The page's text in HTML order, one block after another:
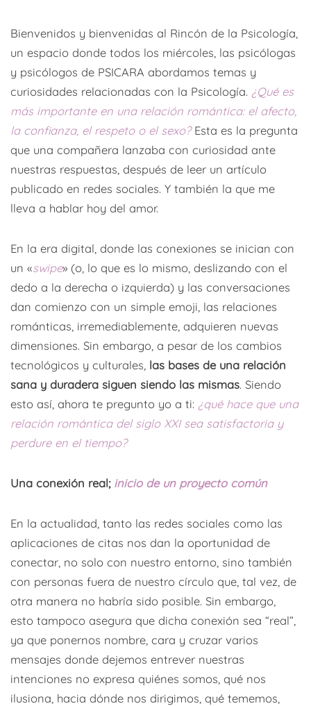
Bienvenidos y bienvenidas al Rincón de la Psicología,
un espacio donde todos los miércoles, las psicólogas
y psicólogos de PSICARA abordamos temas y
curiosidades relacionadas con la Psicología. ¿Qué es
más importante en una relación romántica: el afecto,
la confianza, el respeto o el sexo?Esta es la pregunta
que una compañera lanzaba con curiosidad ante
nuestras respuestas, después de leer un artículo
publicado en redes sociales. Y también la que me
lleva a hablar hoy del amor.
En la era digital, donde las conexiones se inician con
un «swipe» (o, lo que es lo mismo, deslizando con el
dedo a la derecha o izquierda) y las conversaciones
dan comienzo con un simple emoji, las relaciones
románticas, irremediablemente, adquieren nuevas
dimensiones. Sin embargo, a pesar de los cambios
tecnológicos y culturales, las bases de una relación
sana y duradera siguen siendo las mismas. Siendo
esto así, ahora te pregunto yo a ti: ¿qué hace que una
relación romántica del siglo XXI sea satisfactoria y
perdure en el tiempo?
Una conexión real; inicio de un proyecto común
En la actualidad, tanto las redes sociales como las
aplicaciones de citas nos dan la oportunidad de
conectar, no solo con nuestro entorno, sino también
con personas fuera de nuestro círculo que, tal vez, de
otra manera no habría sido posible. Sin embargo,
esto tampoco asegura que dicha conexión sea “real”,
ya que ponernos nombre, cara y cruzar varios
mensajes donde dejemos entrever nuestras
intenciones no expresa quiénes somos, qué nos
ilusiona, hacia dónde nos dirigimos, qué tememos,